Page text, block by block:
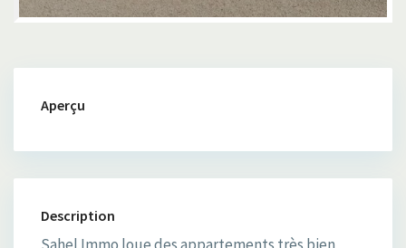
Aperçu
Description